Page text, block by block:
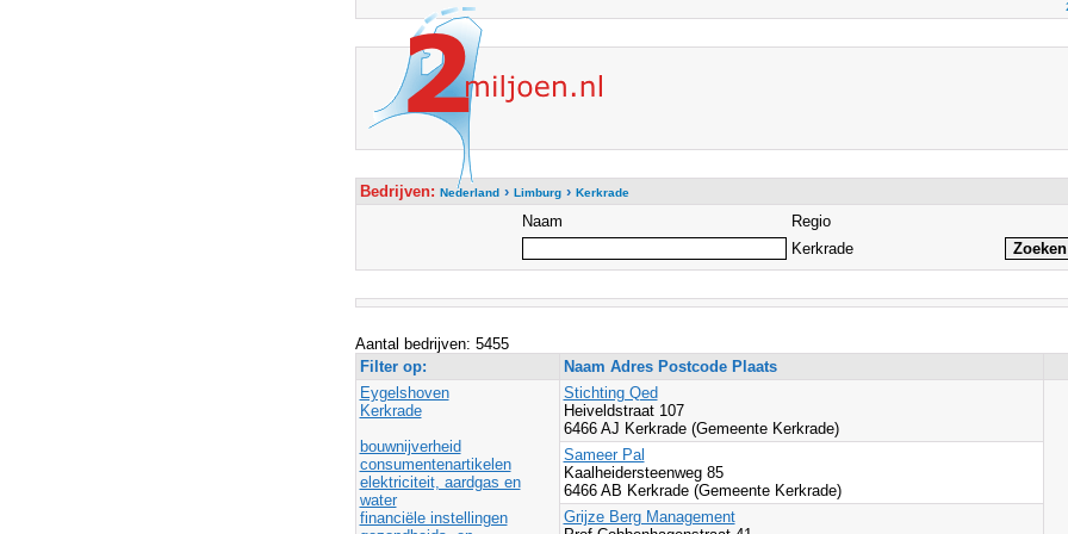
Bedrijven: Nederland› Limburg› Kerkrade
Naam
Regio
Kerkrade
Aantal bedrijven: 5455
Filter op:
Naam Adres Postcode Plaats
Eygelshoven
Kerkrade
bouwnijverheid
consumentenartikelen
elektriciteit, aardgas en
water
financiële instellingen
Stichting Qed
Heiveldstraat 107
6466 AJ Kerkrade (Gemeente Kerkrade)
Sameer Pal
Kaalheidersteenweg 85
6466 AB Kerkrade (Gemeente Kerkrade)
Grijze Berg Management